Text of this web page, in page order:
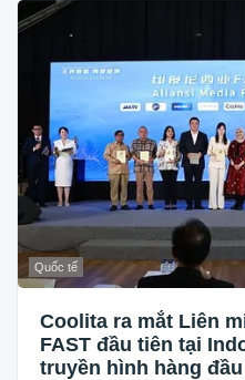
Quốc tế
Coolita ra mắt Liên
FAST đầu tiên tại
truyền hình hàng đầu